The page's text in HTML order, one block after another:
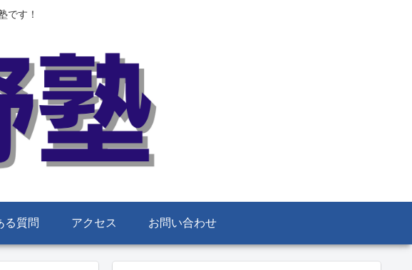
です！
る質問 アクセス お問い合わせ